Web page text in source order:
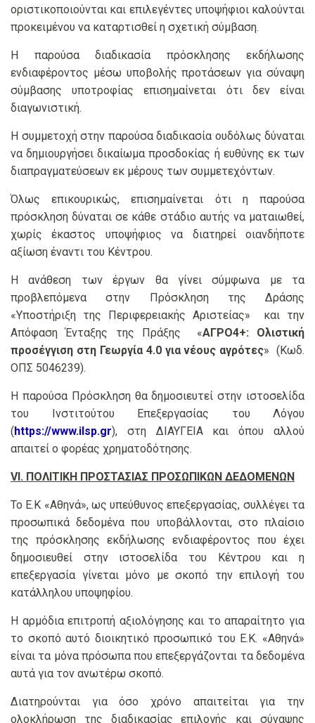
οριστικοποιούνται και επιλεγέντες υποψήφιοι καλούνται
προκειμένου να καταρτισθεί η σχετική σύμβαση.
Η παρούσα διαδικασία πρόσκλησης εκδήλωσης
ενδιαφέροντος μέσω υποβολής προτάσεων για σύναψη
σύμβασης υποτροφίας επισημαίνεται ότι δεν είναι
διαγωνιστική.
Η συμμετοχή στην παρούσα διαδικασία ουδόλως δύναται
να δημιουργήσει δικαίωμα προσδοκίας ή ευθύνης εκ των
διαπραγματεύσεων εκ μέρους των συμμετεχόντων.
Όλως επικουρικώς, επισημαίνεται ότι η παρούσα
πρόσκληση δύναται σε κάθε στάδιο αυτής να ματαιωθεί,
χωρίς έκαστος υποψήφιος να διατηρεί οιανδήποτε
αξίωση έναντι του Κέντρου.
Η ανάθεση των έργων θα γίνει σύμφωνα με τα
προβλεπόμενα στην Πρόσκληση της Δράσης
«Υποστήριξη της Περιφερειακής Αριστείας» και την
Απόφαση Ένταξης της Πράξης «ΑΓΡΟ4+: Ολιστική
προσέγγιση στη Γεωργία 4.0 για νέους αγρότες» (Κωδ.
ΟΠΣ 5046239).
H παρούσα Πρόσκληση θα δημοσιευτεί στην ιστοσελίδα
του Ινστιτούτου
Επεξεργασίας του Λόγου
(https://www.ilsp.gr), στη ΔΙΑΥΓΕΙΑ και όπου αλλού
απαιτεί ο φορέας χρηματοδότησης.
VI. ΠΟΛΙΤΙΚΗ ΠΡΟΣΤΑΣΙΑΣ ΠΡΟΣΩΠΙΚΩΝ ΔΕΔΟΜΕΝΩΝ
Το Ε.Κ «Αθηνά», ως υπεύθυνος επεξεργασίας, συλλέγει τα
προσωπικά δεδομένα που υποβάλλονται, στο πλαίσιο
της πρόσκλησης εκδήλωσης ενδιαφέροντος που έχει
δημοσιευθεί στην ιστοσελίδα του Κέντρου και η
επεξεργασία γίνεται μόνο με σκοπό την επιλογή του
κατάλληλου υποψηφίου.
Η αρμόδια επιτροπή αξιολόγησης και το απαραίτητο για
το σκοπό αυτό διοικητικό προσωπικό του Ε.Κ. «Αθηνά»
είναι τα μόνα πρόσωπα που επεξεργάζονται τα δεδομένα
αυτά για τον ανωτέρω σκοπό.
Διατηρούνται για όσο χρόνο απαιτείται για την
ολοκλήρωση της διαδικασίας επιλογής και σύναψης